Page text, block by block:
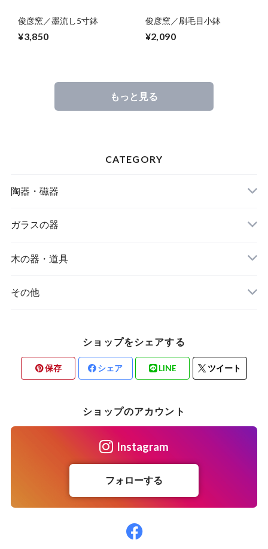
俊彦窯／墨流し5寸鉢
¥3,850
俊彦窯／刷毛目小鉢
¥2,090
もっと見る
CATEGORY
陶器・磁器
作り手から選ぶ
器の種類から選ぶ
ガラスの器
作り手から選ぶ
器の種類から選ぶ
木の器・道具
作り手から選ぶ
その他
ショップをシェアする
保存 シェア LINE ツイート
ショップのアカウント
Instagram
フォローする